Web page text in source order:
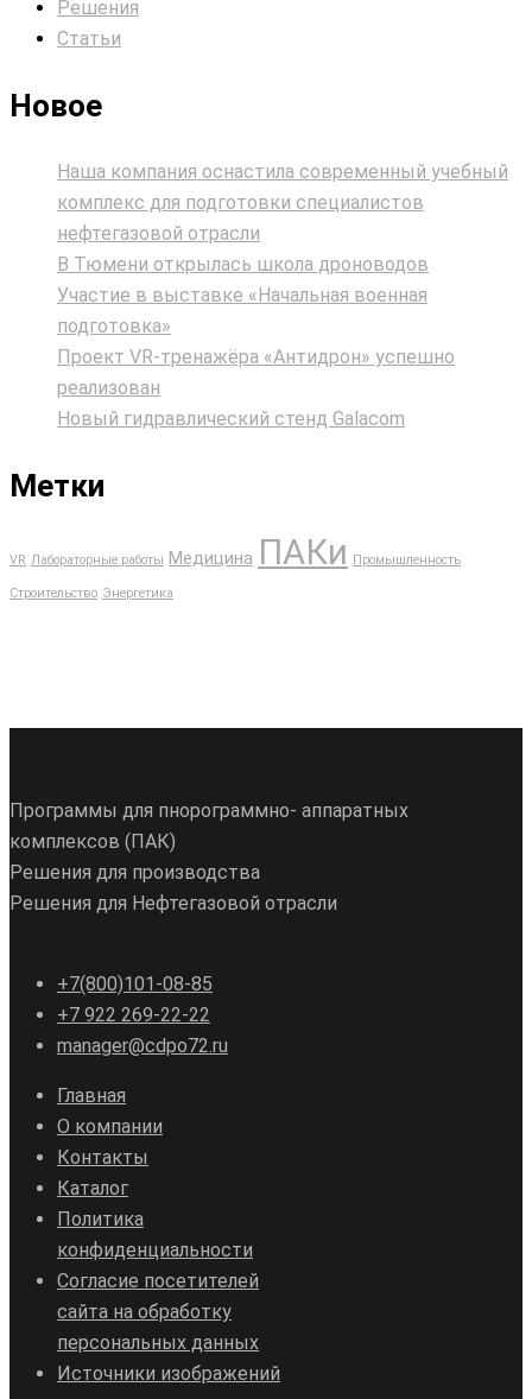
Решения
Статьи
Новое
Наша компания оснастила современный учебный
комплекс для подготовки специалистов
нефтегазовой отрасли
В Тюмени открылась школа дроноводов
Участие в выставке «Начальная военная
подготовка»
Проект VR‑тренажёра «Антидрон» успешно
реализован
Новый гидравлический стенд Galacom
Метки
VR Лабораторные работы Медицина ПАКи Промышленность
Строительство Энергетика
Программы для пнорограммно- аппаратных
комплексов (ПАК)
Решения для производства
Решения для Нефтегазовой отрасли
+7(800)101-08-85
+7 922 269-22-22
manager@cdpo72.ru
Главная
О компании
Контакты
Каталог
Политика
конфиденциальности
Согласие посетителей
сайта на обработку
персональных данных
Источники изображений